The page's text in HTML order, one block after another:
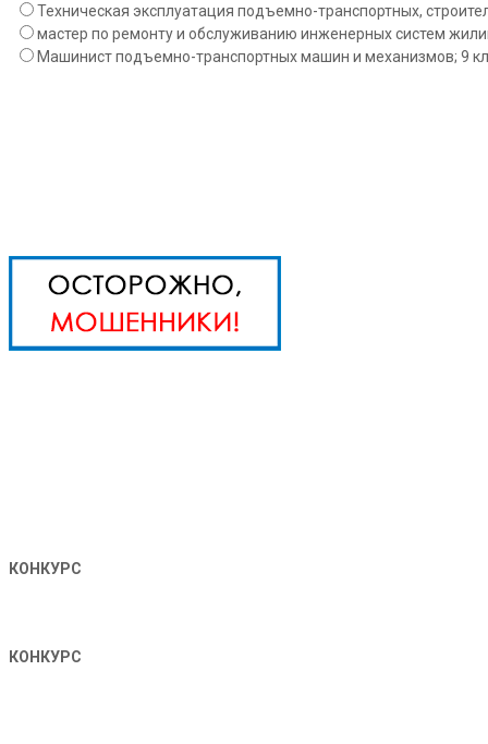
Техническая эксплуатация подъемно-транспортных,
мастер по ремонту и обслуживанию инженерных систем
Машинист подъемно-транспортных машин и механизмов; 9
КОНКУРС
КОНКУРС